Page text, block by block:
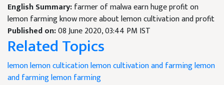
English Summary:farmer of malwa earn huge profit on
lemon farming know more about lemon cultivation and profit
Published on:08 June 2020, 03:44 PM IST
Related Topics
lemonlemon culticationlemon cultivation and farminglemon
and farminglemon farming